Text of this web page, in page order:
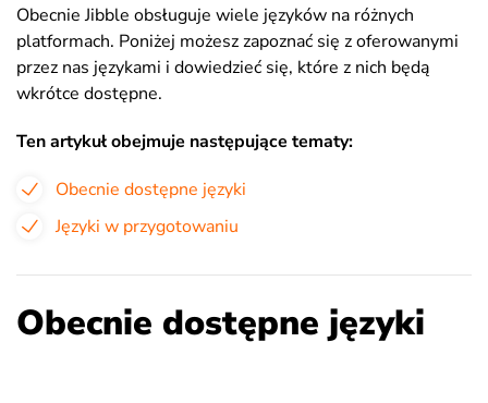
Obecnie Jibble obsługuje wiele języków na różnych
platformach. Poniżej możesz zapoznać się z oferowanymi
przez nas językami i dowiedzieć się, które z nich będą
wkrótce dostępne.
Ten artykuł obejmuje następujące tematy:
Obecnie dostępne języki
Języki w przygotowaniu
Obecnie dostępne języki